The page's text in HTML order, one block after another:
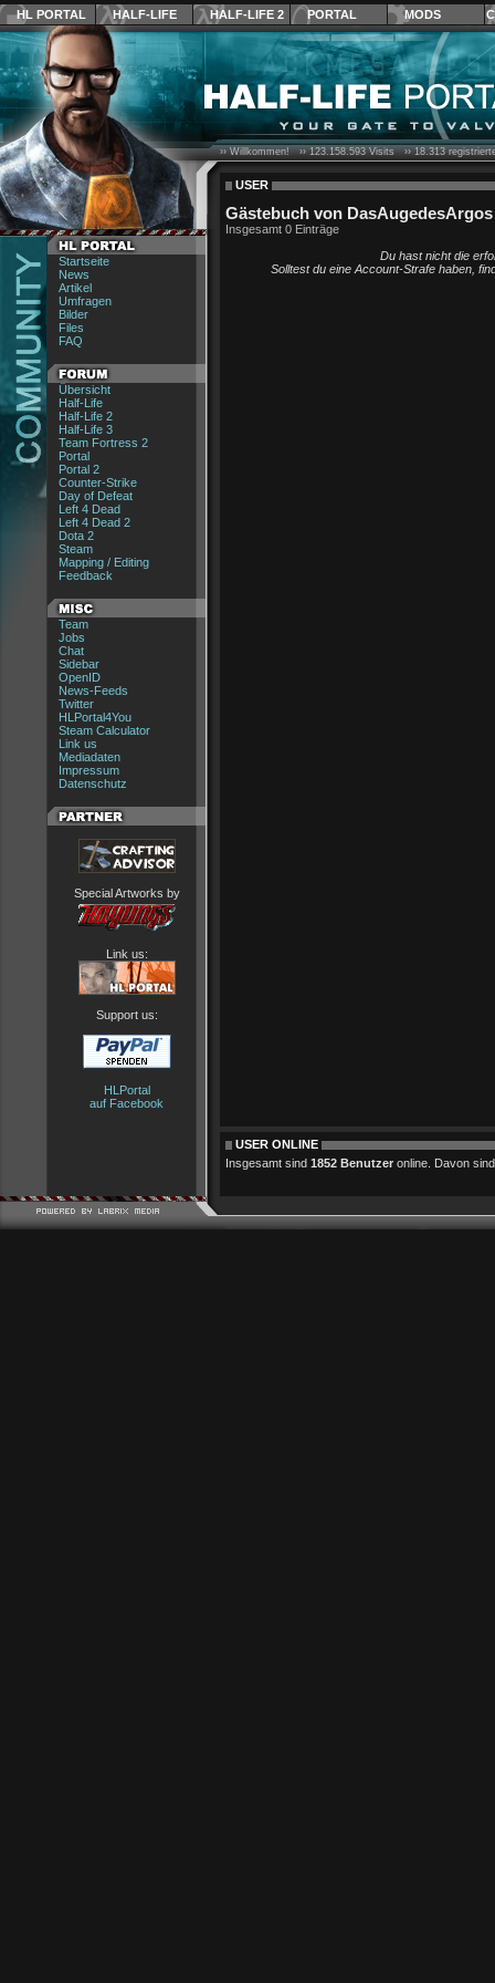
HL PORTAL HALF-LIFE HALF-LIFE 2 PORTAL MODS
Startseite
News
Artikel
Umfragen
Bilder
Files
FAQ
Übersicht
Half-Life
Half-Life 2
Half-Life 3
Team Fortress 2
Portal
Portal 2
Counter-Strike
Day of Defeat
Left 4 Dead
Left 4 Dead 2
Dota 2
Steam
Mapping / Editing
Feedback
Team
Jobs
Chat
Sidebar
OpenID
News-Feeds
Twitter
HLPortal4You
Steam Calculator
Link us
Mediadaten
Impressum
Datenschutz
Special Artworks by
Link us:
Support us:
HLPortal
auf Facebook
›› Willkommen! ››123.158.593Visits ››18.313
USER
Gästebuch von DasAugedesArgos
Insgesamt 0 Einträge
Du hast nicht die
Solltest du eine Account-Strafe haben,
USER ONLINE
Insgesamt sind 1852 Benutzer online. Davon